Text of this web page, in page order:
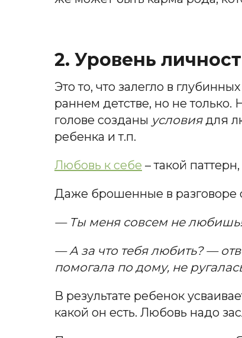
2. Уровень
Это то, что залегло в
раннем детстве, но не
голове созданы условиядля
ребенка и т.п.
Любовь к себе – такой
Даже брошенные в разговоре
— Ты меня совсем не
— А за что тебя любить? —
помогала по дому, не
В результате ребенок
какой он есть. Любовь надо